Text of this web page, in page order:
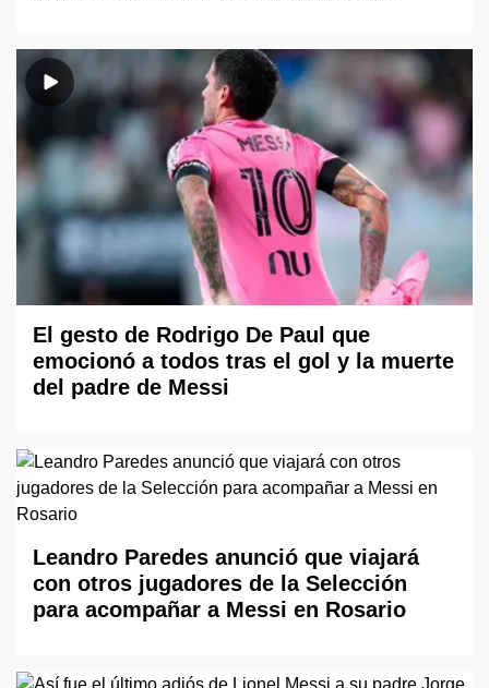
El gesto de Rodrigo De Paul que
emocionó a todos tras el gol y la muerte
del padre de Messi
Leandro Paredes anunció que viajará
con otros jugadores de la Selección
para acompañar a Messi en Rosario